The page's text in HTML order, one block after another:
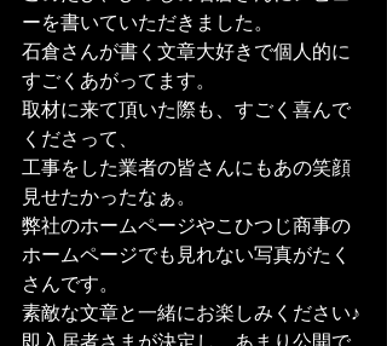
ーを書いていただきました。
石倉さんが書く文章大好きで個人的に
すごくあがってます。
取材に来て頂いた際も、すごく喜んで
くださって、
工事をした業者の皆さんにもあの笑顔
見せたかったなぁ。
弊社のホームページやこひつじ商事の
ホームページでも見れない写真がたく
さんです。
素敵な文章と一緒にお楽しみください♪